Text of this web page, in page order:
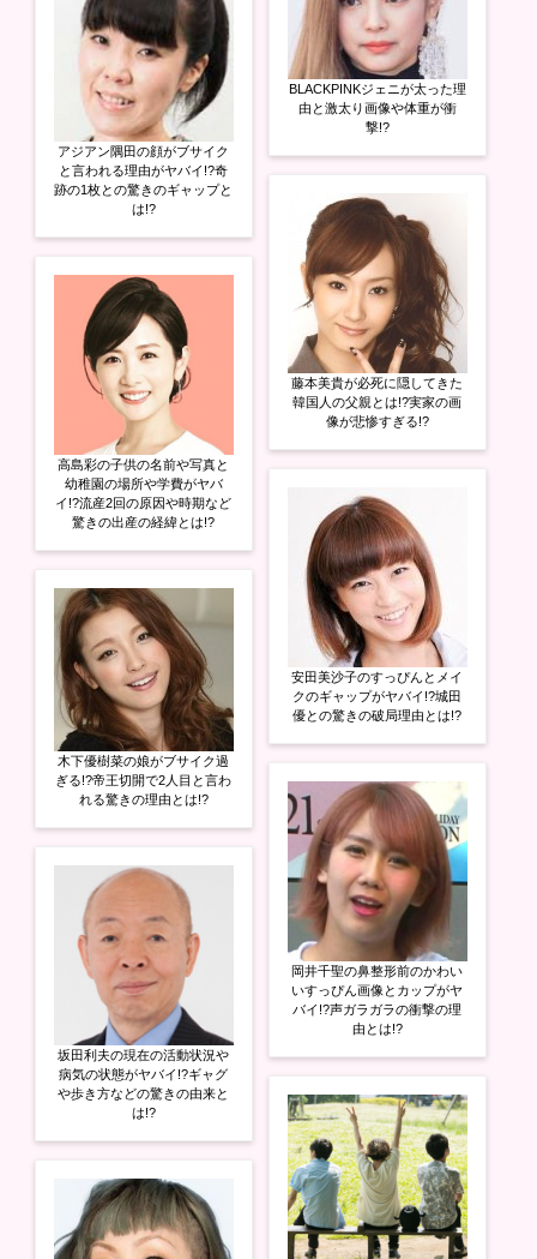
アジアン隅田の顔がブサイク
と言われる理由がヤバイ!?奇
跡の1枚との驚きのギャップと
は!?
高島彩の子供の名前や写真と
幼稚園の場所や学費がヤバ
イ!?流産2回の原因や時期など
驚きの出産の経緯とは!?
木下優樹菜の娘がブサイク過
ぎる!?帝王切開で2人目と言わ
れる驚きの理由とは!?
坂田利夫の現在の活動状況や
病気の状態がヤバイ!?ギャグ
や歩き方などの驚きの由来と
は!?
BLACKPINKジェニが太った理
由と激太り画像や体重が衝
撃!?
藤本美貴が必死に隠してきた
韓国人の父親とは!?実家の画
像が悲惨すぎる!?
安田美沙子のすっぴんとメイ
クのギャップがヤバイ!?城田
優との驚きの破局理由とは!?
岡井千聖の鼻整形前のかわい
いすっぴん画像とカップがヤ
バイ!?声ガラガラの衝撃の理
由とは!?